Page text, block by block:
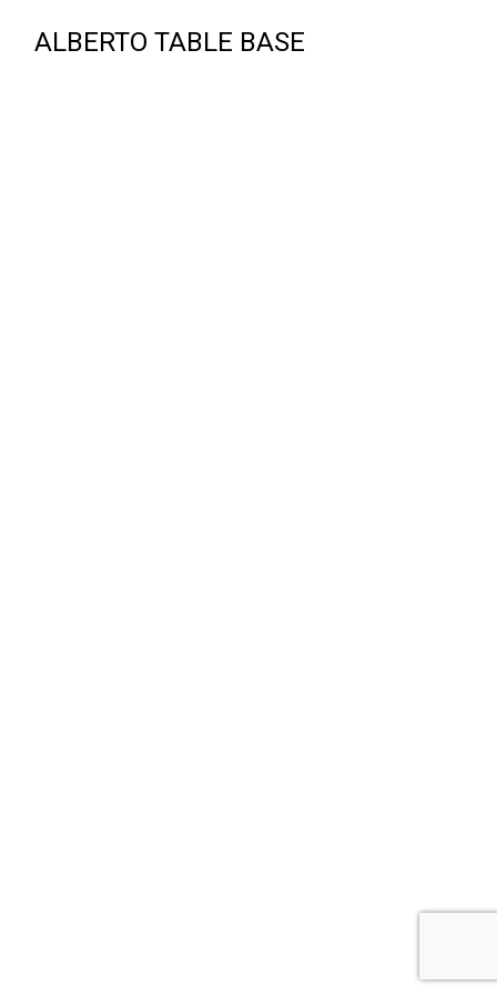
ALBERTO TABLE BASE